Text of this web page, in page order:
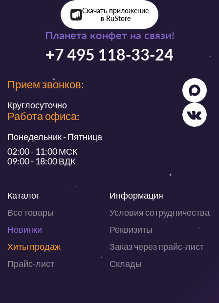
Планета конфет на связи!
+7 495 118-33-24
Прием звонков:
Круглосуточно
Работа офиса:
Понедельник - Пятница
02:00 - 11:00 МСК
09:00 - 18:00 ВДК
Каталог
Все товары
Новинки
Хиты продаж
Прайс-лист
Информация
Условия сотрудничества
Реквизиты
Заказ через прайс-лист
Склады
Скачать приложение
в RuStore